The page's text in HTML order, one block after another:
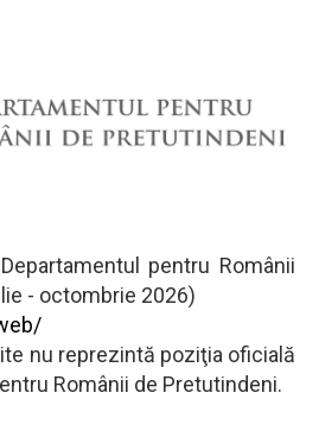
pentru Românii
- octombrie 2026)
nu reprezintă poziţia oficială
Românii de Pretutindeni.